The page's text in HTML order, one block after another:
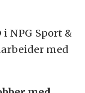
NPG Sport &
med